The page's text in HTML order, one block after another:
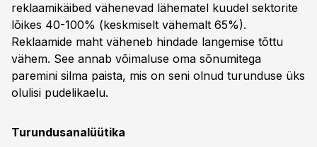
reklaamikäibed vähenevad lähematel kuudel sektorite
lõikes 40-100% (keskmiselt vähemalt 65%).
Reklaamide maht väheneb hindade langemise tõttu
vähem. See annab võimaluse oma sõnumitega
paremini silma paista, mis on seni olnud turunduse üks
olulisi pudelikaelu.
Turundusanalüütika